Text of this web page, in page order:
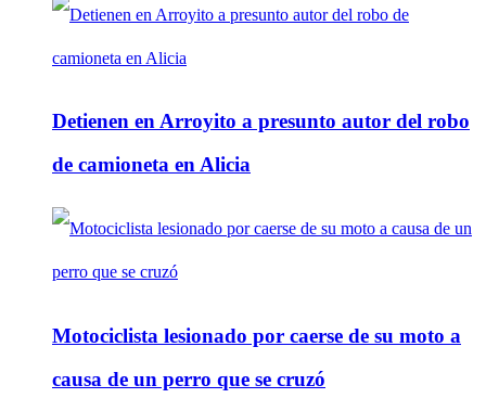
Detienen en Arroyito a presunto autor del robo
de camioneta en Alicia
Motociclista lesionado por caerse de su moto a
causa de un perro que se cruzó